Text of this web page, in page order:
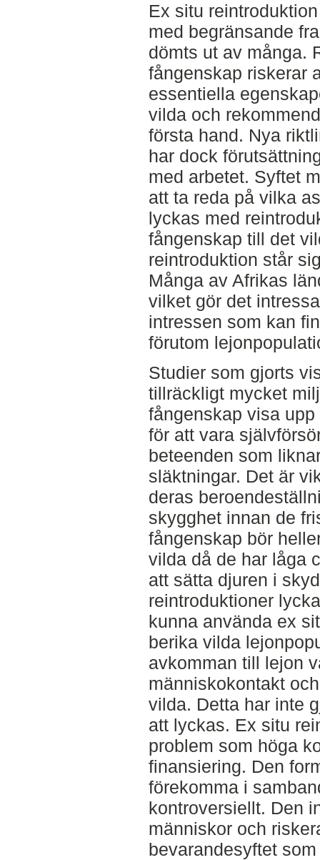
Ex situ
med begränsande
dömts ut av många.
fångenskap riskerar
essentiella
vilda och
första hand. Nya
har dock
med arbetet. Syftet
att ta reda på vilka
lyckas med
fångenskap till det
reintroduktion står
Många av Afrikas
vilket gör det
intressen som kan
förutom
Studier som gjorts
tillräckligt mycket
fångenskap visa
för att vara
beteenden som
släktningar. Det är
deras
skygghet innan de
fångenskap bör
vilda då de har låga
att sätta djuren i
reintroduktioner
kunna använda ex
berika vilda
avkomman till lejon
människokontakt
vilda. Detta har inte
att lyckas. Ex situ
problem som höga
finansiering. Den
förekomma i
kontroversiellt. Den
människor och
bevarandesyftet